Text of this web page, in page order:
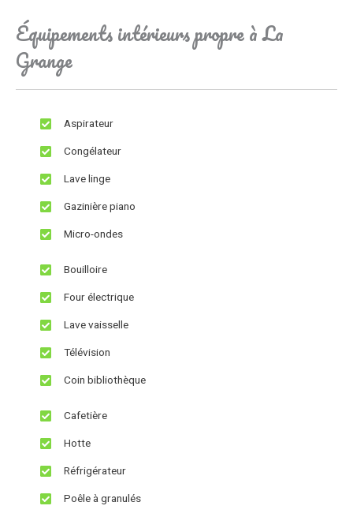
Équipements intérieurs propre à La
Grange
Aspirateur
Congélateur
Lave linge
Gazinière piano
Micro-ondes
Bouilloire
Four électrique
Lave vaisselle
Télévision
Coin bibliothèque
Cafetière
Hotte
Réfrigérateur
Poêle à granulés